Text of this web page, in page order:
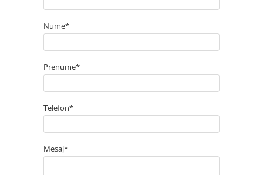
Nume*
Prenume*
Telefon*
Mesaj*